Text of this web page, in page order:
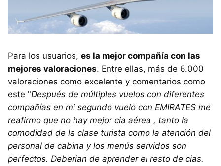
Para los usuarios, es la mejor compañía con las
mejores valoraciones. Entre ellas, más de 6.000
valoraciones como excelente y comentarios como
este "Después de múltiples vuelos con diferentes
compañías en mi segundo vuelo con EMIRATES me
reafirmo que no hay mejor cia aérea , tanto la
comodidad de la clase turista como la atención del
personal de cabina y los menús servidos son
perfectos. Deberian de aprender el resto de cias.